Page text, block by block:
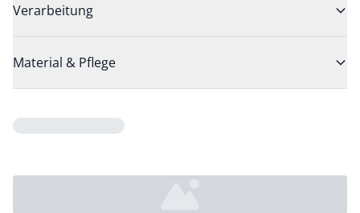
Verarbeitung
Material & Pflege